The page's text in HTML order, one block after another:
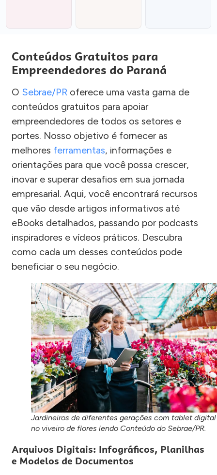
Conteúdos Gratuitos para
Empreendedores do Paraná
O Sebrae/PR oferece uma vasta gama de
conteúdos gratuitos para apoiar
empreendedores de todos os setores e
portes. Nosso objetivo é fornecer as
melhores ferramentas, informações e
orientações para que você possa crescer,
inovar e superar desafios em sua jornada
empresarial. Aqui, você encontrará recursos
que vão desde artigos informativos até
eBooks detalhados, passando por podcasts
inspiradores e vídeos práticos. Descubra
como cada um desses conteúdos pode
beneficiar o seu negócio.
Jardineiros de diferentes gerações com tablet digital
no viveiro de flores lendo Conteúdo do Sebrae/PR.
Arquivos Digitais: Infográficos, Planilhas
e Modelos de Documentos